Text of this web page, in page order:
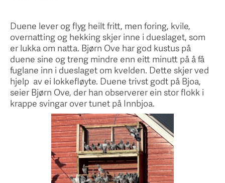
Duene lever og flyg heilt fritt, men foring, kvile,
overnatting og hekking skjer inne i dueslaget, som
er lukka om natta. Bjørn Ove har god kustus på
duene sine og treng mindre enn eitt minutt på å få
fuglane inn i dueslaget om kvelden. Dette skjer ved
hjelp av ei lokkefløyte. Duene trivst godt på Bjoa,
seier Bjørn Ove, der han observerer ein stor flokk i
krappe svingar over tunet på Innbjoa.